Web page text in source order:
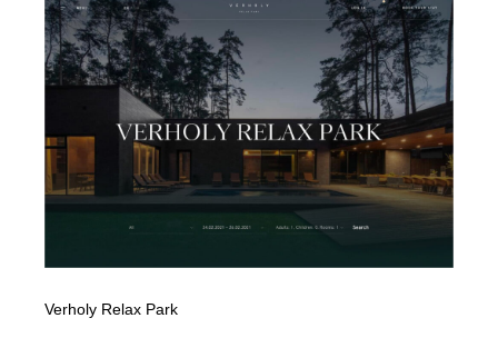
Verholy Relax Park